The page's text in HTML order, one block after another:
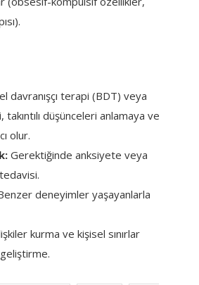
davranışçı terapi (BDT) veya
düşünceleri anlamaya ve
olur.
Gerektiğinde anksiyete veya
deneyimler yaşayanlarla
kurma ve kişisel sınırlar